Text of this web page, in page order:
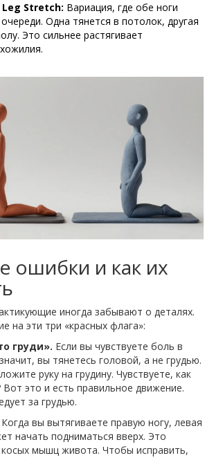
Stretch: Вариация, где обе ноги
Одна тянется в потолок, другая
Это сильнее растягивает
ошибки и как их
иногда забывают о деталях.
на эти три «красных флага»:
груди». Если вы чувствуете боль в
вы тянетесь головой, а не грудью.
руку на грудину. Чувствуете, как
это и есть правильное движение.
за грудью.
Когда вы вытягиваете правую ногу, левая
начать подниматься вверх. Это
косых мышц живота. Чтобы исправить,